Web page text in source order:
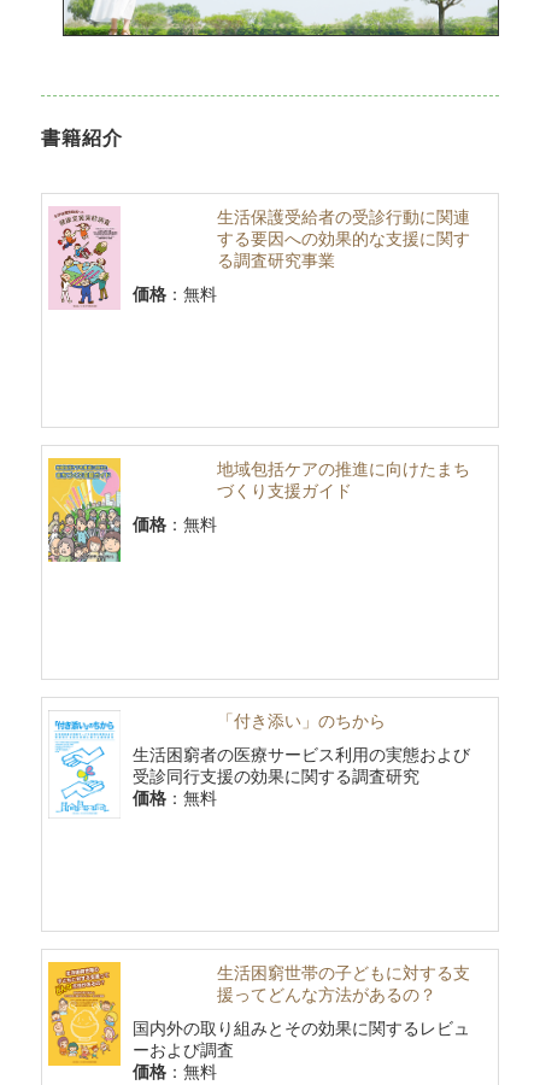
書籍紹介
生活保護受給者の受診行動に関連
する要因への効果的な支援に関す
る調査研究事業
価格 ：無料
地域包括ケアの推進に向けたまち
づくり支援ガイド
価格 ：無料
「付き添い」のちから
生活困窮者の医療サービス利用の実態および
受診同行支援の効果に関する調査研究
価格 ：無料
生活困窮世帯の子どもに対する支
援ってどんな方法があるの？
国内外の取り組みとその効果に関するレビュ
ーおよび調査
価格 ：無料